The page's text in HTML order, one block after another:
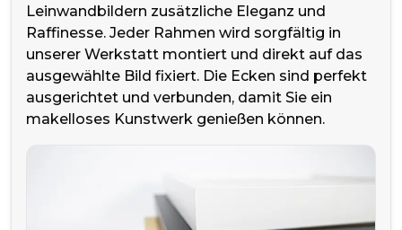
Leinwandbildern zusätzliche Eleganz und
Raffinesse. Jeder Rahmen wird sorgfältig in
unserer Werkstatt montiert und direkt auf das
ausgewählte Bild fixiert. Die Ecken sind perfekt
ausgerichtet und verbunden, damit Sie ein
makelloses Kunstwerk genießen können.